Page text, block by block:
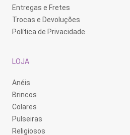
Entregas e Fretes
Trocas e Devoluções
Política de Privacidade
LOJA
Anéis
Brincos
Colares
Pulseiras
Religiosos